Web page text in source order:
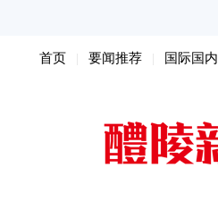
首页 要闻推荐 国际国内